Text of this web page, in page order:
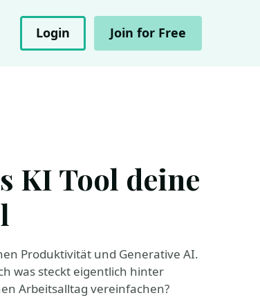
Login Join for Free
KI Tool deine
Produktivität und Generative AI.
was steckt eigentlich hinter
Arbeitsalltag vereinfachen?